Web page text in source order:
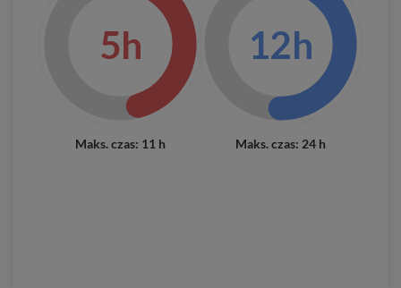
5h
Maks. czas: 11 h
12h
Maks. czas: 24 h